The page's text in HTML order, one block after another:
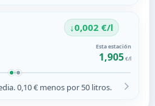
↓0,002 €/l
Esta estación
1,905€/l
0,10 € menos por 50 litros.